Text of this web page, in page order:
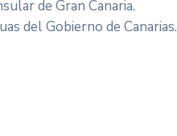
de Gran Canaria.
del Gobierno de Canarias.